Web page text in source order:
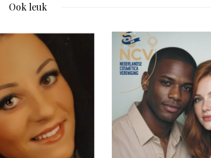
Ook leuk